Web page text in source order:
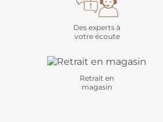
Des experts à
votre écoute
Retrait en
magasin